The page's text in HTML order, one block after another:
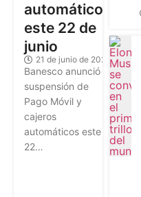
automáticos
este 22 de
junio
21 de junio de 2026
Banesco anunció la
suspensión de
Pago Móvil y
cajeros
automáticos este
22…